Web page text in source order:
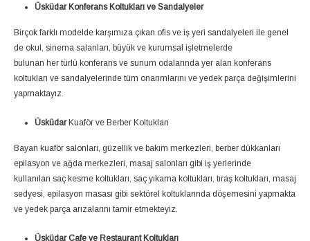
Üsküdar Konferans Koltukları ve Sandalyeler
Birçok farklı modelde karşımıza çıkan ofis ve iş yeri sandalyeleri ile genel
de okul, sinema salanları, büyük ve kurumsal işletmelerde
bulunan her türlü konferans ve sunum odalarında yer alan konferans
koltukları ve sandalyelerinde tüm onarımlarını ve yedek parça değişimlerini
yapmaktayız.
ÜsküdarKuaför ve Berber Koltukları
Bayan kuaför salonları, güzellik ve bakım merkezleri, berber dükkanları
epilasyon ve ağda merkezleri, masaj salonları gibi iş yerlerinde
kullanılan saç kesme koltukları, saç yıkama koltukları, tıraş koltukları, masaj
sedyesi, epilasyon masası gibi sektörel koltuklarında döşemesini yapmakta
ve yedek parça arızalarını tamir etmekteyiz.
Üsküdar Cafe ve Restaurant Koltukları